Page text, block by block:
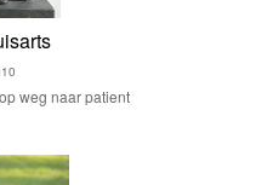
weg naar patient